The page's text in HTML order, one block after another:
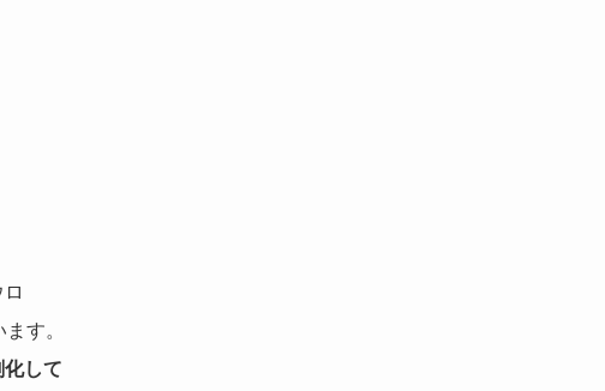
す。
して